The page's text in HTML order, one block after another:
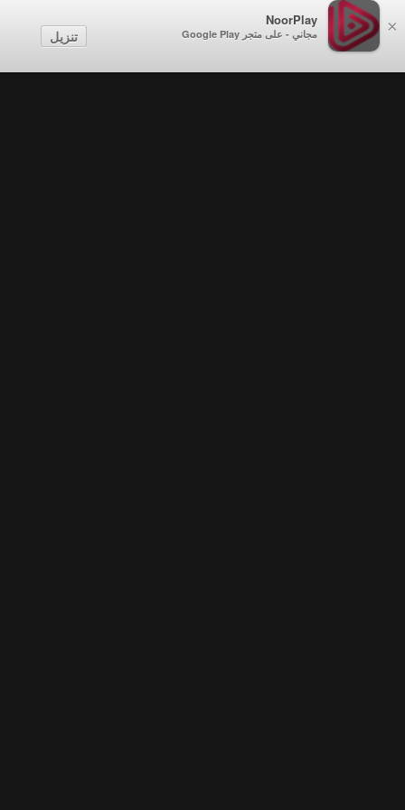
×
NoorPlay
مجاني - على متجر Google Play تنزيل